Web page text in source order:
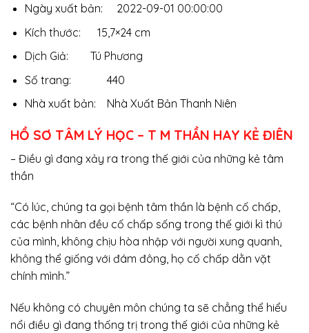
Ngày xuất bản: 2022-09-01 00:00:00
Kích thước: 15,7×24 cm
Dịch Giả: Tú Phương
Số trang: 440
Nhà xuất bản: Nhà Xuất Bản Thanh Niên
HỒ SƠ TÂM LÝ HỌC – T M THẦN HAY KẺ ĐIÊN
– Điều gì đang xảy ra trong thế giới của những kẻ tâm
thần
“Có lúc, chúng ta gọi bệnh tâm thần là bệnh cố chấp,
các bệnh nhân đều cố chấp sống trong thế giới kì thú
của mình, không chịu hòa nhập với người xung quanh,
không thể giống với đám đông, họ cố chấp dằn vặt
chính mình.”
Nếu không có chuyên môn chúng ta sẽ chẳng thể hiểu
nổi điều gì đang thống trị trong thế giới của những kẻ